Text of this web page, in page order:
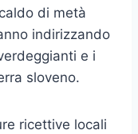
di metà
indirizzando
e i
sloveno.
ricettive locali